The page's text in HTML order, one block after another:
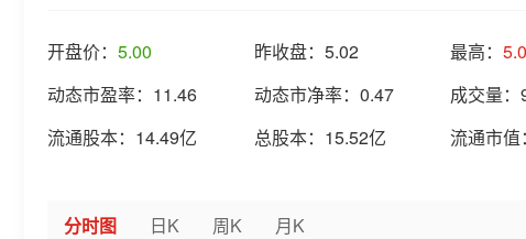
开盘价： 5.00 昨收盘： 5.02 最高：
动态市盈率： 11.46 动态市净率： 0.47 成交量：
流通股本： 14.49亿 总股本： 15.52亿 流通市值：
分时图 日K 周K 月K